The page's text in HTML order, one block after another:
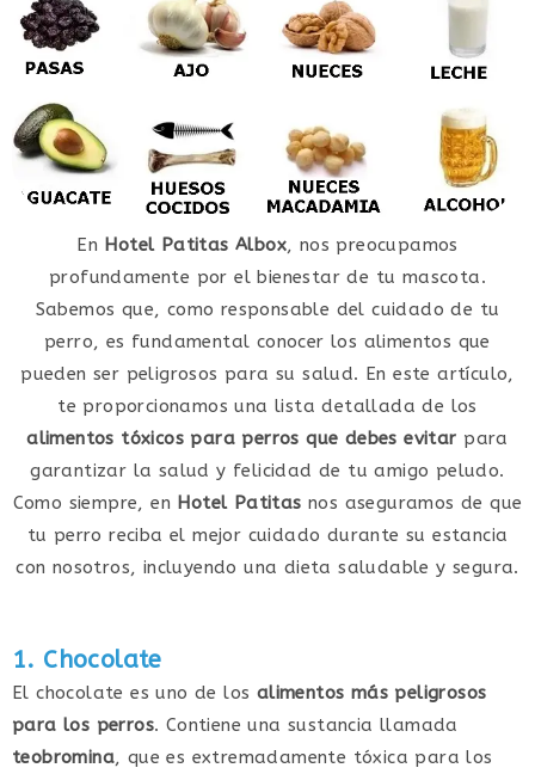
En Hotel Patitas Albox, nos preocupamos
profundamente por el bienestar de tu mascota.
Sabemos que, como responsable del cuidado de tu
perro, es fundamental conocer los alimentos que
pueden ser peligrosos para su salud. En este artículo,
te proporcionamos una lista detallada de los
alimentos tóxicos para perros que debes evitar para
garantizar la salud y felicidad de tu amigo peludo.
Como siempre, en Hotel Patitas nos aseguramos de que
tu perro reciba el mejor cuidado durante su estancia
con nosotros, incluyendo una dieta saludable y segura.
1. Chocolate
El chocolate es uno de los alimentos más peligrosos
para los perros. Contiene una sustancia llamada
teobromina, que es extremadamente tóxica para los